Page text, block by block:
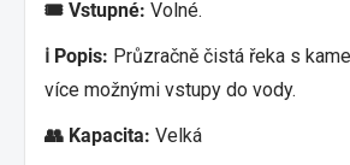
🎟️ Vstupné: Volné.
ℹ️ Popis: Průzračně čistá řeka s
více možnými vstupy do vody.
👥 Kapacita: Velká